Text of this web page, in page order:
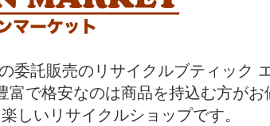
委託販売のリサイクルブティック
で格安なのは商品を持込む方がお
しいリサイクルショップです。